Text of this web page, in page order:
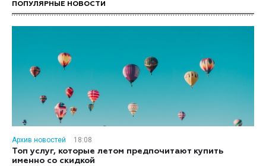
ПОПУЛЯРНЫЕ НОВОСТИ
Архив новостей
18:08
Топ услуг, которые летом предпочитают купить
именно со скидкой